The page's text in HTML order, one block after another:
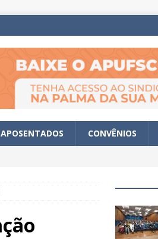
APOSENTADOS CONVÊNIOS